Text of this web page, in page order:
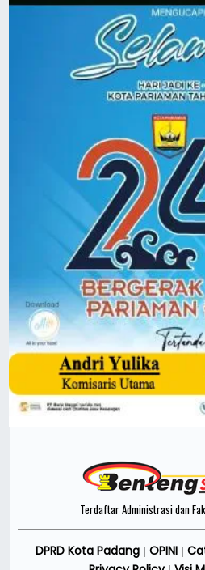
Terdaftar Administrasi dan
DPRD Kota Padang| OPINI